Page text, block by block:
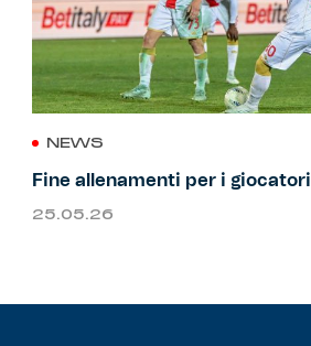
NEWS
Fine allenamenti per i giocatori
25.05.26